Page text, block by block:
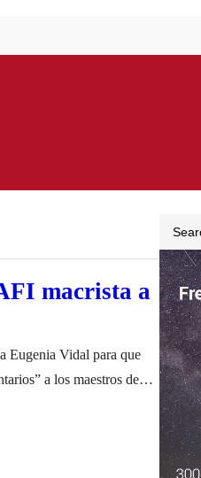
macrista a
Eugenia Vidal para que
a los maestros de
Agencia Federal de